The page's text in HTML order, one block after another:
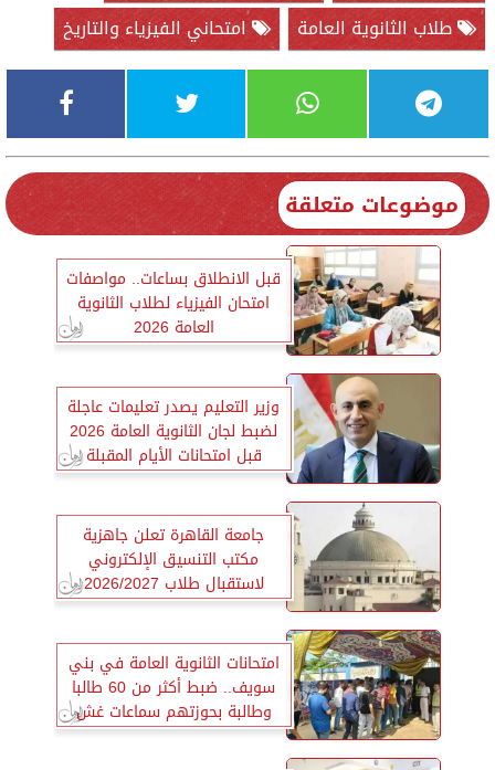
طلاب الثانوية العامة
امتحاني الفيزياء والتاريخ
موضوعات متعلقة
قبل الانطلاق بساعات.. مواصفات
امتحان الفيزياء لطلاب الثانوية
العامة 2026
وزير التعليم يصدر تعليمات عاجلة
لضبط لجان الثانوية العامة 2026
قبل امتحانات الأيام المقبلة
جامعة القاهرة تعلن جاهزية
مكتب التنسيق الإلكتروني
لاستقبال طلاب 2026/2027
وتشكيل لجنة عليا لمتابعة العمل
امتحانات الثانوية العامة في بني
سويف.. ضبط أكثر من 60 طالبا
وطالبة بحوزتهم سماعات غش